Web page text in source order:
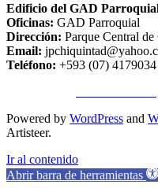
Edificio del GAD
Oficinas: GAD Parroquial
Dirección: Parque Central
Email:
Teléfono: +593 (07)
Powered by WordPress and
Artisteer.
Ir al contenido
Abrir barra de herramientas